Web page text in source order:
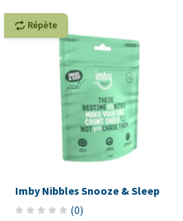
Répète
Imby Nibbles Snooze & Sleep
(0)